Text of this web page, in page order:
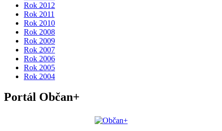
Rok 2012
Rok 2011
Rok 2010
Rok 2008
Rok 2009
Rok 2007
Rok 2006
Rok 2005
Rok 2004
Portál Občan+